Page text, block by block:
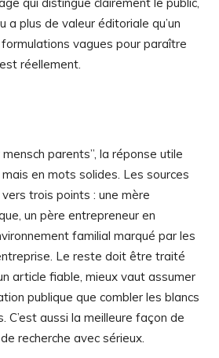
a plus de valeur éditoriale qu’un
vagues pour paraître
réellement.
parents”, la réponse utile
en mots solides. Les sources
trois points : une mère
un père entrepreneur en
familial marqué par les
Le reste doit être traité
article fiable, mieux vaut assumer
publique que combler les blancs
C’est aussi la meilleure façon de
recherche avec sérieux.